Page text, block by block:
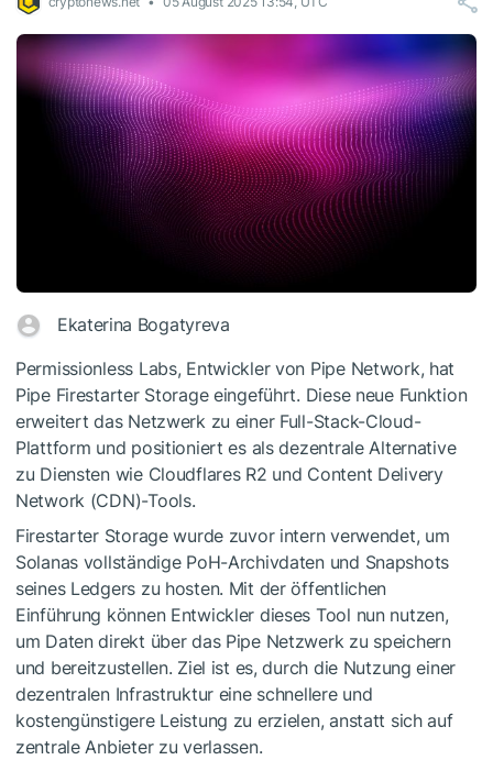
Ekaterina Bogatyreva
Permissionless Labs, Entwickler von Pipe Network, hat
Pipe Firestarter Storage eingeführt. Diese neue Funktion
erweitert das Netzwerk zu einer Full-Stack-Cloud-
Plattform und positioniert es als dezentrale Alternative
zu Diensten wie Cloudflares R2 und Content Delivery
Network (CDN)-Tools.
Firestarter Storage wurde zuvor intern verwendet, um
Solanas vollständige PoH-Archivdaten und Snapshots
seines Ledgers zu hosten. Mit der öffentlichen
Einführung können Entwickler dieses Tool nun nutzen,
um Daten direkt über das Pipe Netzwerk zu speichern
und bereitzustellen. Ziel ist es, durch die Nutzung einer
dezentralen Infrastruktur eine schnellere und
kostengünstigere Leistung zu erzielen, anstatt sich auf
zentrale Anbieter zu verlassen.